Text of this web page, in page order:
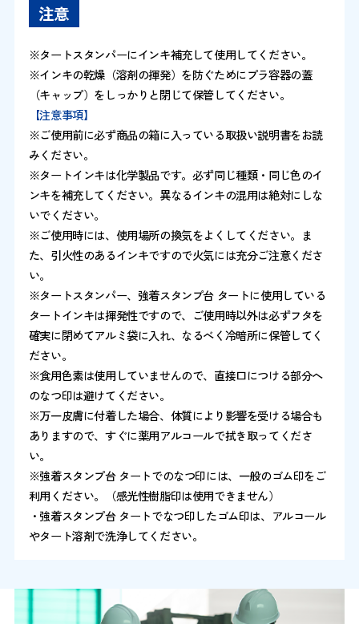
注意
※タートスタンパーにインキ補充して使用してください。
※インキの乾燥（溶剤の揮発）を防ぐためにプラ容器の蓋
（キャップ）をしっかりと閉じて保管してください。
【注意事項】
※ご使用前に必ず商品の箱に入っている取扱い説明書をお読
みください。
※タートインキは化学製品です。必ず同じ種類・同じ色のイ
ンキを補充してください。異なるインキの混用は絶対にしな
いでください。
※ご使用時には、使用場所の換気をよくしてください。ま
た、引火性のあるインキですので火気には充分ご注意くださ
い。
※タートスタンパー、強着スタンプ台 タートに使用している
タートインキは揮発性ですので、ご使用時以外は必ずフタを
確実に閉めてアルミ袋に入れ、なるべく冷暗所に保管してく
ださい。
※食用色素は使用していませんので、直接口につける部分へ
のなつ印は避けてください。
※万一皮膚に付着した場合、体質により影響を受ける場合も
ありますので、すぐに薬用アルコールで拭き取ってくださ
い。
※強着スタンプ台 タートでのなつ印には、一般のゴム印をご
利用ください。（感光性樹脂印は使用できません）
・強着スタンプ台 タートでなつ印したゴム印は、アルコール
やタート溶剤で洗浄してください。